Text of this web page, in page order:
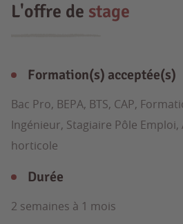
L'offre de stage
Formation(s) acceptée(s)
Bac Pro, BEPA, BTS, CAP,
Ingénieur, Stagiaire Pôle Emploi,
horticole
Durée
2 semaines à 1 mois